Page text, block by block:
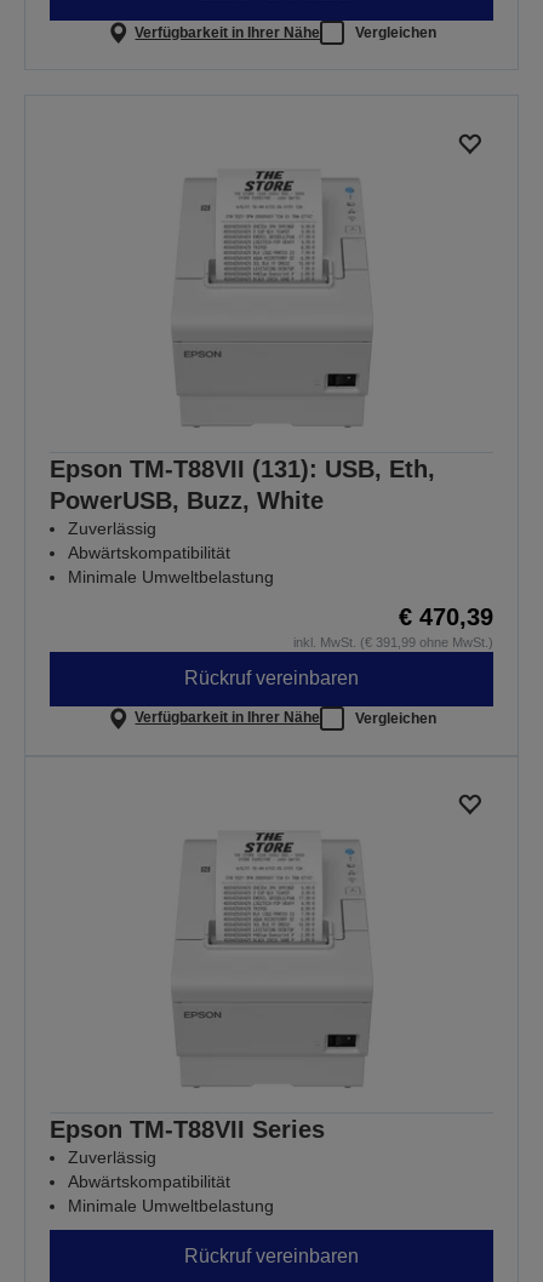
Verfügbarkeit in Ihrer Nähe Vergleichen
Epson TM-T88VII (131): USB, Eth,
PowerUSB, Buzz, White
Zuverlässig
Abwärtskompatibilität
Minimale Umweltbelastung
€ 470,39
inkl. MwSt. (€ 391,99 ohne MwSt.)
Rückruf vereinbaren
Verfügbarkeit in Ihrer Nähe Vergleichen
Epson TM-T88VII Series
Zuverlässig
Abwärtskompatibilität
Minimale Umweltbelastung
Rückruf vereinbaren